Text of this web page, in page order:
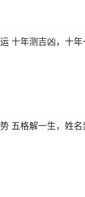
十年测吉凶，十
五格解一生，姓